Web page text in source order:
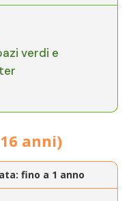
verdi e
16 anni)
fino a 1 anno